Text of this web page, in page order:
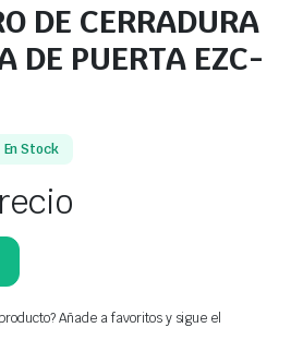
DE CERRADURA
DE PUERTA EZC-
En Stock
Añade a favoritos y sigue el